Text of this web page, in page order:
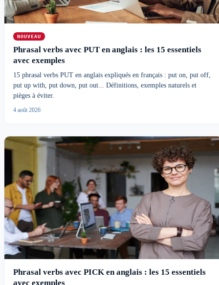
NOUVEAU
Phrasal verbs avec PUT en anglais : les 15 essentiels
avec exemples
15 phrasal verbs PUT en anglais expliqués en français : put on, put off,
put up with, put down, put out... Définitions, exemples naturels et
pièges à éviter.
4 août 2026
Phrasal verbs avec PICK en anglais : les 15 essentiels
avec exemples